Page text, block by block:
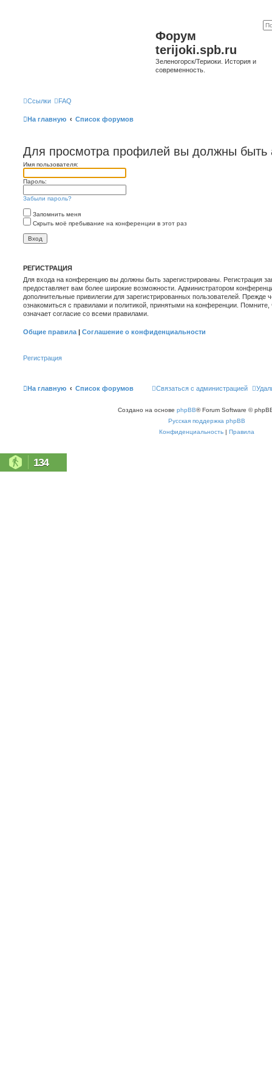
Форум
terijoki.spb.ru
Зеленогорск/Териоки. История и
современность.
Ссылки FAQ
На главную Список форумов
Для просмотра профилей вы должны быть
Имя пользователя:
Пароль:
Забыли пароль?
Запомнить меня
Скрыть моё пребывание на конференции в этот раз
РЕГИСТРАЦИЯ
Для входа на конференцию вы должны быть зарегистрированы. Регистрация
предоставляет вам более широкие возможности. Администратором
дополнительные привилегии для зарегистрированных пользователей. Прежде
ознакомиться с правилами и политикой, принятыми на конференции.
означает согласие со всеми правилами.
Общие правила | Соглашение о конфиденциальности
Регистрация
На главную Список форумов Связаться с администрацией
Создано на основе phpBB® Forum Software ©
Русская поддержка phpBB
Конфиденциальность | Правила
134